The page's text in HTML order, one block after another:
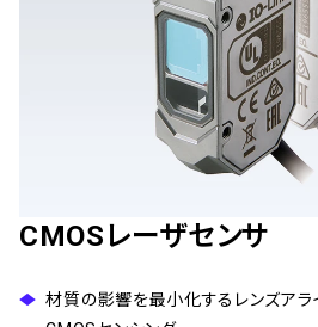
CMOSレーザセンサ
材質の影響を最小化するレンズアラ